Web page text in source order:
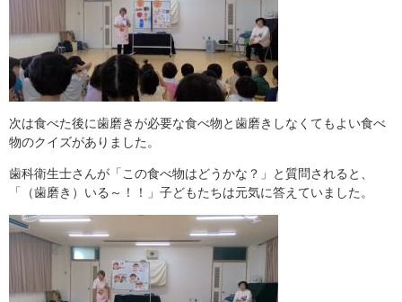
次は食べた後に歯磨きが必要な食べ物と歯磨きしなくてもよい食べ
物のクイズがありました。
歯科衛生士さんが「この食べ物はどうかな？」と質問されると、
「（歯磨き）いる～！！」子どもたちは元気に答えていました。